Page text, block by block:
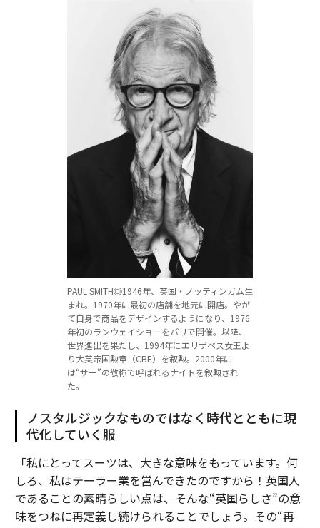
PAUL SMITH◎1946年、英国・ノッティンガム生
まれ。1970年に最初の店舗を地元に開店。やが
て自身で商品をデザインするようになり、1976
年初のランウェイショーをパリで開催。以降、
世界進出を果たし、1994年にエリザベス女王よ
り大英帝国勲章（CBE）を叙勲。2000年に
は“サー”の敬称で呼ばれるナイトを叙勲され
た。
ノスタルジックなものではなく時代とともに現
代化していく服
「私にとってスーツは、大きな意味をもっています。何
しろ、私はテーラー業を営んできたのですから！英国人
であることの素晴らしい点は、そんな“英国らしさ”の意
味をつねに再定義し続けられることでしょう。その“再